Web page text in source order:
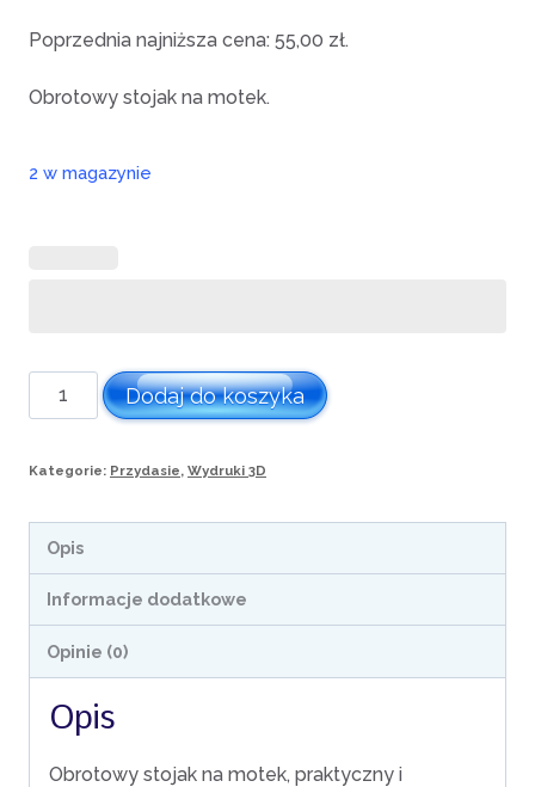
Poprzednia najniższa cena: 55,00 zł.
Obrotowy stojak na motek.
2 w magazynie
ilość
Stojak
na
spinner
(PROTOTYP)
Dodaj do koszyka
Kategorie: Przydasie, Wydruki 3D
Opis
Informacje dodatkowe
Opinie (0)
Opis
Obrotowy stojak na motek, praktyczny i